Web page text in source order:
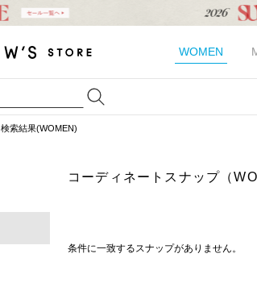
WOMEN
検索結果(WOMEN)
コーディネートスナップ（
条件に一致するスナップがありません。